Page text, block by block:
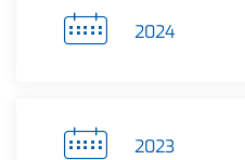
2024
2023